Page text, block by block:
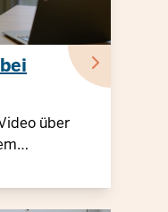
über